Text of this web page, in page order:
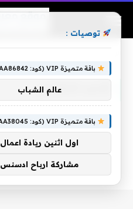
الأسد الأطلسي
توصيات :
باقة متميزة VIP (كود: AA86842):
عالم الشباب
باقة متميزة VIP (كود: AA38045):
اول اثنين ريادة اعمال
مشاركة ارباح ادسنس